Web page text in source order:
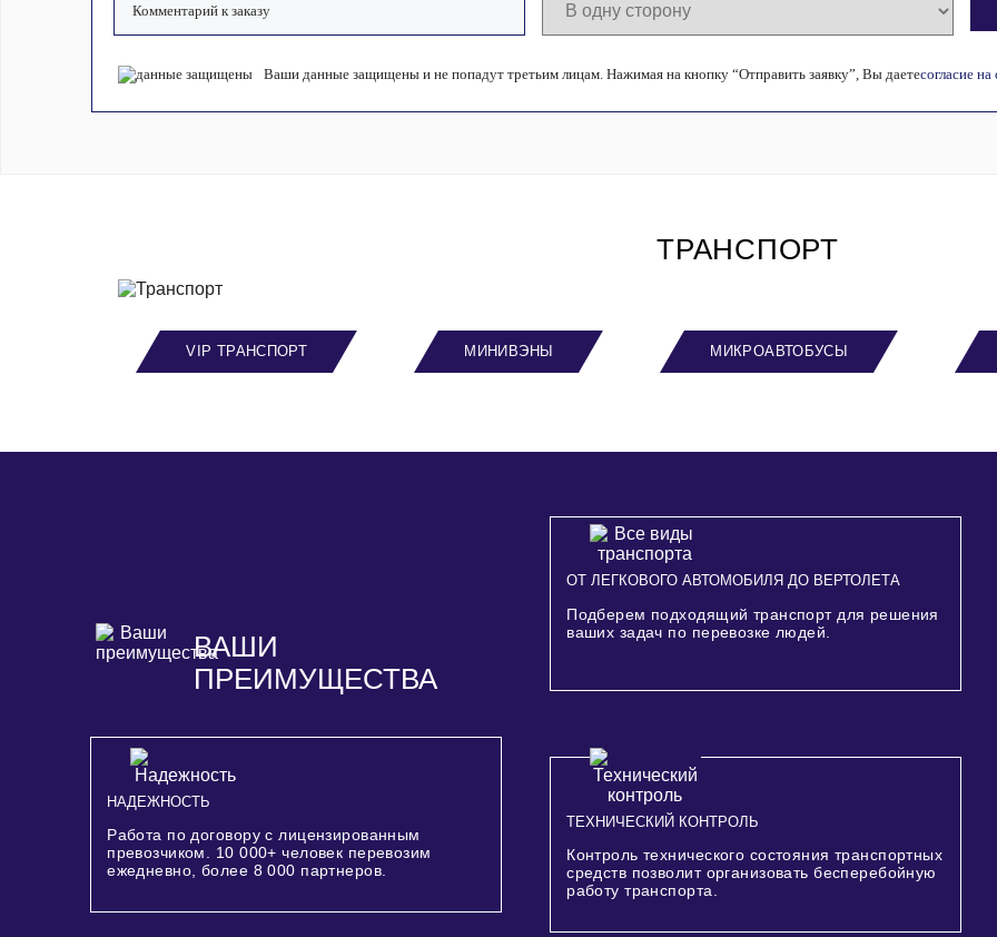
Ваши данные защищены и не попадут третьим лицам. Нажимая на кнопку “Отправить заявку”, Вы даетесогласие
ТРАНСПОРТ
VIP ТРАНСПОРТ МИНИВЭНЫ МИКРОАВТОБУСЫ
ВАШИ
ПРЕИМУЩЕСТВА
ОТ ЛЕГКОВОГО АВТОМОБИЛЯ ДО ВЕРТОЛЕТА
Подберем подходящий транспорт для решения
ваших задач по перевозке людей.
НАДЕЖНОСТЬ
Работа по договору с лицензированным
превозчиком. 10 000+ человек перевозим
ежедневно, более 8 000 партнеров.
ТЕХНИЧЕСКИЙ КОНТРОЛЬ
Контроль технического состояния транспортных
средств позволит организовать бесперебойную
работу транспорта.